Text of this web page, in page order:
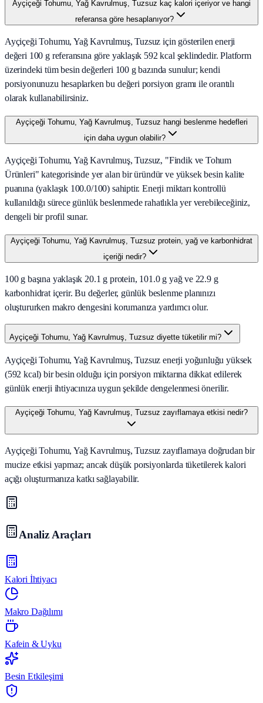
Ayçiçeği Tohumu, Yağ Kavrulmuş, Tuzsuz kaç kalori içeriyor ve hangi
referansa göre hesaplanıyor?
Ayçiçeği Tohumu, Yağ Kavrulmuş, Tuzsuz için gösterilen enerji
değeri 100 g referansına göre yaklaşık 592 kcal şeklindedir. Platform
üzerindeki tüm besin değerleri 100 g bazında sunulur; kendi
porsiyonunuzu hesaplarken bu değeri porsiyon gramı ile orantılı
olarak kullanabilirsiniz.
Ayçiçeği Tohumu, Yağ Kavrulmuş, Tuzsuz hangi beslenme hedefleri
için daha uygun olabilir?
Ayçiçeği Tohumu, Yağ Kavrulmuş, Tuzsuz, "Findik ve Tohum
Ürünleri" kategorisinde yer alan bir üründür ve yüksek besin kalite
puanına (yaklaşık 100.0/100) sahiptir. Enerji miktarı kontrollü
kullanıldığı sürece günlük beslenmede rahatlıkla yer verebileceğiniz,
dengeli bir profil sunar.
Ayçiçeği Tohumu, Yağ Kavrulmuş, Tuzsuz protein, yağ ve karbonhidrat
içeriği nedir?
100 g başına yaklaşık 20.1 g protein, 101.0 g yağ ve 22.9 g
karbonhidrat içerir. Bu değerler, günlük beslenme planınızı
oluştururken makro dengesini korumanıza yardımcı olur.
Ayçiçeği Tohumu, Yağ Kavrulmuş, Tuzsuz diyette tüketilir mi?
Ayçiçeği Tohumu, Yağ Kavrulmuş, Tuzsuz enerji yoğunluğu yüksek
(592 kcal) bir besin olduğu için porsiyon miktarına dikkat edilerek
günlük enerji ihtiyacınıza uygun şekilde dengelenmesi önerilir.
Ayçiçeği Tohumu, Yağ Kavrulmuş, Tuzsuz zayıflamaya etkisi nedir?
Ayçiçeği Tohumu, Yağ Kavrulmuş, Tuzsuz zayıflamaya doğrudan bir
mucize etkisi yapmaz; ancak düşük porsiyonlarda tüketilerek kalori
açığı oluşturmanıza katkı sağlayabilir.
Analiz Araçları
Kalori İhtiyacı
Makro Dağılımı
Kafein & Uyku
Besin Etkileşimi